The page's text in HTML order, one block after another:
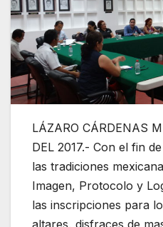
LÁZARO CÁRDENAS
DEL 2017.- Con el fin
las tradiciones
Imagen, Protocolo y
las inscripciones para